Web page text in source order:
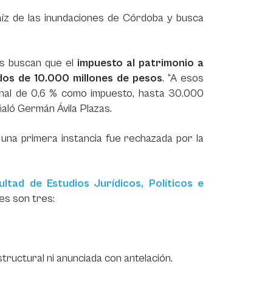
de las inundaciones de Córdoba y busca
buscan que el impuesto al patrimonio a
de 10.000 millones de pesos. “A esos
de 0,6 % como impuesto, hasta 30.000
Germán Ávila Plazas.
primera instancia fue rechazada por la
de Estudios Jurídicos, Políticos e
son tres:
ni anunciada con antelación.